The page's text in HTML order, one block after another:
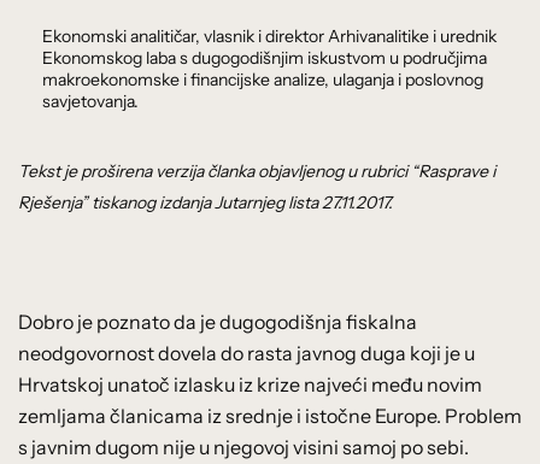
Ekonomski analitičar, vlasnik i direktor Arhivanalitike i urednik
Ekonomskog laba s dugogodišnjim iskustvom u područjima
makroekonomske i financijske analize, ulaganja i poslovnog
savjetovanja.
Tekst je proširena verzija članka objavljenog u rubrici “Rasprave i
Rješenja” tiskanog izdanja Jutarnjeg lista 27.11.2017.
Dobro je poznato da je dugogodišnja fiskalna
neodgovornost dovela do rasta javnog duga koji je u
Hrvatskoj unatoč izlasku iz krize najveći među novim
zemljama članicama iz srednje i istočne Europe. Problem
s javnim dugom nije u njegovoj visini samoj po sebi.